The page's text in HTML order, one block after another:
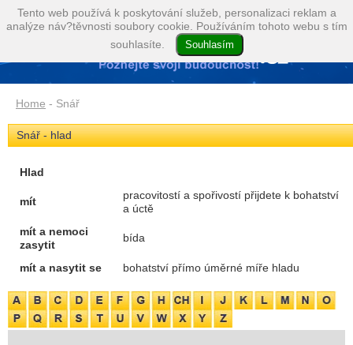
Home - Snář
Snář - hlad
Hlad
mít
pracovitostí a spořivostí přijdete k bohatství
a úctě
mít a nemoci
zasytit
bída
mít a nasytit se bohatství přímo úměrné míře hladu
Tento web používá k poskytování služeb, personalizaci reklam a
analýze náv?těvnosti soubory cookie. Používáním tohoto webu s tím
souhlasíte.